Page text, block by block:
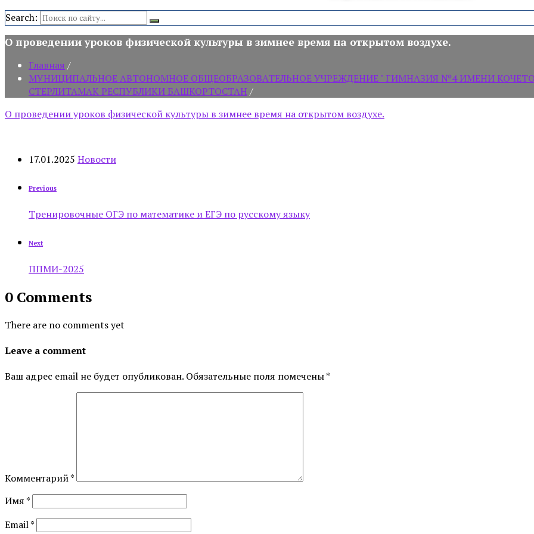
Search:
О проведении уроков физической культуры в зимнее время на открытом воздухе.
Главная /
МУНИЦИПАЛЬНОЕ АВТОНОМНОЕ ОБЩЕОБРАЗОВАТЕЛЬНОЕ УЧРЕЖДЕНИЕ " ГИМНАЗИЯ №4 ИМЕНИ
СТЕРЛИТАМАК РЕСПУБЛИКИ БАШКОРТОСТАН /
О проведении уроков физической культуры в зимнее время на открытом воздухе.
17.01.2025 Новости
Previous
Тренировочные ОГЭ по математике и ЕГЭ по русскому языку
Next
ППМИ-2025
0 Comments
There are no comments yet
Leave a comment
Ваш адрес email не будет опубликован. Обязательные поля помечены*
Комментарий*
Имя*
Email*